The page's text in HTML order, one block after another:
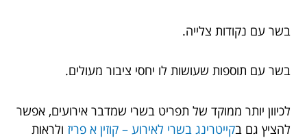
בשר עם נקודות צלייה.
בשר עם תוספות שעושות לו יחסי ציבור מעולים.
לכיוון יותר ממוקד של תפריט בשרי שמדבר אירועים, אפשר
להציץ גם בקייטרינג בשרי לאירוע – קוזין א פריז ולראות